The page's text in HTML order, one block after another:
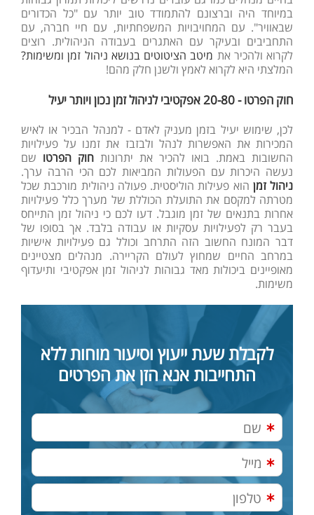
במיוחד היה וברצונם להתמודד טוב יותר עם "כל הכדורים
שבאוויר". עם המחויבויות המשפחתיות, עם חיי חברה, עם
התחביבים ובעיקר עם האתגרים בעבודה הניהולית. רוצים
לקרוא ולהכיר את מיטב הציטוטים בנושא ניהול זמן ומשימות?
המלצתי היא לקרוא לאמץ ולשנן חלק מהם!
חוק הפרטו - 20-80 אפקטיבי לניהול זמן נכון ויותר יעיל
לכן, שימוש יעיל בזמן מעניק לאדם - למנהל הבכיר או לאיש
המכירות את האפשרות לנהל ולבזבז את זמנו על פעילויות
החשובות באמת. בואו להכיר את יתרונות חוק הפרטו שם
נעשה היכרות עם הפעולות המביאות לכם הכי הרבה ערך.
ניהול זמן הוא פעילות הוליסטית. פעולה ניהולית מורכבת שכל
מטרתה למקסם את התועלת הכוללת של מערך כלל פעילויות
אחרות בתנאים של זמן מוגבל. דעו לכם כי ניהול זמן התייחס
בעבר רק לפעילויות עסקיות או עבודה בלבד. אך בסופו של
דבר המונח החשוב הזה התרחב וכולל גם פעילויות אישיות
במרחב החיים שמחוץ לעולם הקריירה. מנהלים מצטיינים
מאופיינים ביכולות מאד גבוהות לניהול זמן אפקטיבי ותיעדוף
משימות.
לקבלת שעת ייעוץ וסיעור מוחות ללא
התחייבות אנא הזן את הפרטים